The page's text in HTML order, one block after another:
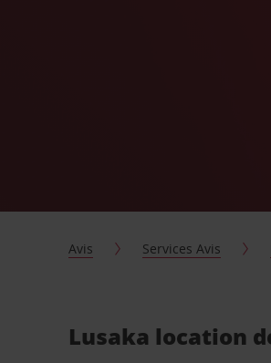
Avis Services Avis
Lusaka location